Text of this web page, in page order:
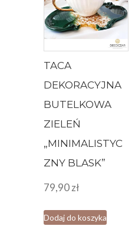
TACA
DEKORACYJNA
BUTELKOWA
ZIELEŃ
„MINIMALISTYC
ZNY BLASK”
79,90zł
Dodaj do koszyka